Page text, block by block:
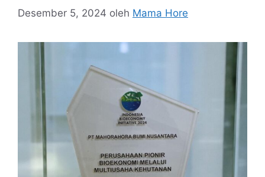
Desember 5, 2024 oleh Mama Hore